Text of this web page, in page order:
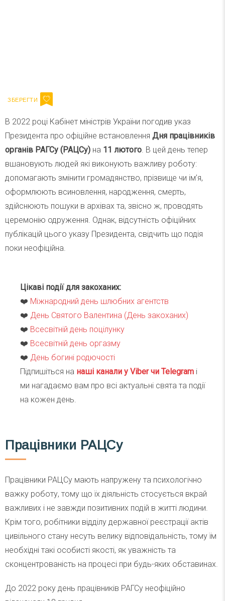
В 2022 році Кабінет міністрів України погодив указ
Президента про офіційне встановлення Дня працівників
органів РАГСу (РАЦСу) на 11 лютого. В цей день тепер
вшановують людей які виконують важливу роботу:
допомагають змінити громадянство, прізвище чи ім’я,
оформлюють всиновлення, народження, смерть,
здійснюють пошуки в архівах та, звісно ж, проводять
церемонію одруження. Однак, відсутність офіційних
публікацій цього указу Президента, свідчить що подія
поки неофіційна.
Цікаві події для закоханих:
❤️ Міжнародний день шлюбних агентств
❤️ День Святого Валентина (День закоханих)
❤️ Всесвітній день поцілунку
❤️ Всесвітній день оргазму
❤️ День богині родючості
Підпишіться на наші канали у Viber чи Telegram і
ми нагадаємо вам про всі актуальні свята та події
на кожен день.
Працівники РАЦСу
Працівники РАЦСу мають напружену та психологічно
важку роботу, тому що їх діяльність стосується вкрай
важливих і не завжди позитивних подій в житті людини.
Крім того, робітники відділу державної реєстрації актів
цивільного стану несуть велику відповідальність, тому їм
необхідні такі особисті якості, як уважність та
сконцентрованість на процесі при будь-яких обставинах.
До 2022 року день працівників РАГСу неофіційно